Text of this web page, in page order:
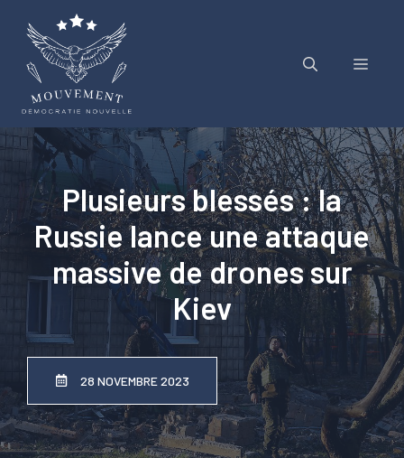
contenu
Menu
Plusieurs blessés : la
Russie lance une attaque
massive de drones sur
Kiev
28 NOVEMBRE 2023